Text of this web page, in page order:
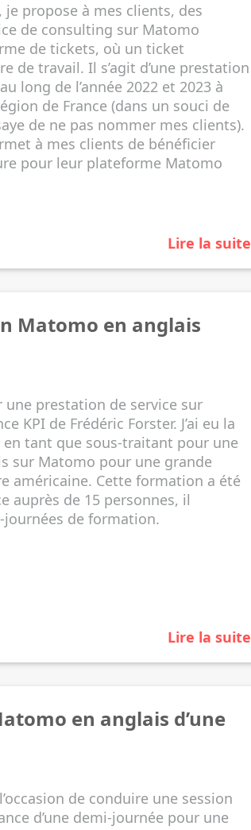
propose à mes clients, des
de consulting sur Matomo
de tickets, où un ticket
de travail. Il s’agit d’une prestation
long de l’année 2022 et 2023 à
de France (dans un souci de
de ne pas nommer mes clients).
à mes clients de bénéficier
pour leur plateforme Matomo
Lire la suite
Matomo en anglais
une prestation de service sur
KPI de Frédéric Forster. J’ai eu la
en tant que sous-traitant pour une
sur Matomo pour une grande
américaine. Cette formation a été
auprès de 15 personnes, il
journées de formation.
Lire la suite
en anglais d’une
de conduire une session
d’une demi-journée pour une